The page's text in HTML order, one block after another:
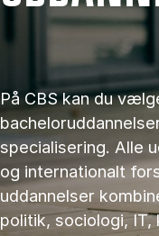
På CBS kan du
specialisering. Alle
og internationalt
uddannelser
politik, sociologi, IT,